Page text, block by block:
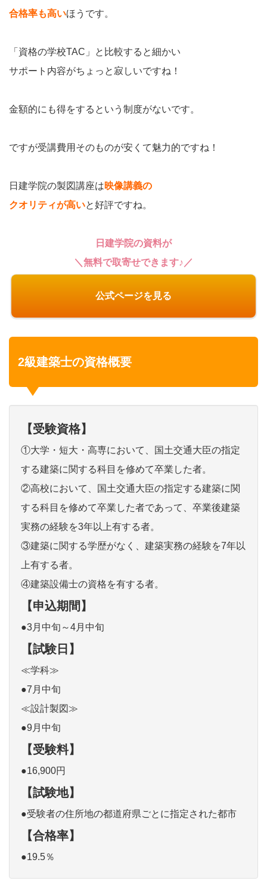
合格率も高いほうです。
「資格の学校TAC」と比較すると細かい
サポート内容がちょっと寂しいですね！
金額的にも得をするという制度がないです。
ですが受講費用そのものが安くて魅力的ですね！
日建学院の製図講座は映像講義の
クオリティが高いと好評ですね。
日建学院の資料が
＼無料で取寄せできます♪／
公式ページを見る
2級建築士の資格概要
【受験資格】
①大学・短大・高専において、国土交通大臣の指定
する建築に関する科目を修めて卒業した者。
②高校において、国土交通大臣の指定する建築に関
する科目を修めて卒業した者であって、卒業後建築
実務の経験を3年以上有する者。
③建築に関する学歴がなく、建築実務の経験を7年以
上有する者。
④建築設備士の資格を有する者。
【申込期間】
●3月中旬～4月中旬
【試験日】
≪学科≫
●7月中旬
≪設計製図≫
●9月中旬
【受験料】
●16,900円
【試験地】
●受験者の住所地の都道府県ごとに指定された都市
【合格率】
●19.5％